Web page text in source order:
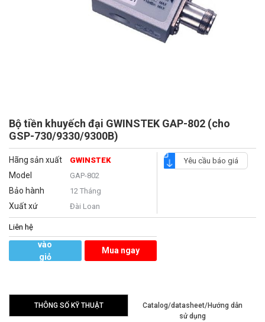
Bộ tiền khuyếch đại GWINSTEK GAP-802 (cho
GSP-730/9330/9300B)
Hãng sản xuất GWINSTEK
Model GAP-802
Bảo hành 12 Tháng
Xuất xứ Đài Loan
Yêu cầu báo giá
Liên hệ
vào
giỏ
Mua ngay
THÔNG SỐ KỸ THUẬT
Catalog/datasheet/Hướng dẫn
sử dụng